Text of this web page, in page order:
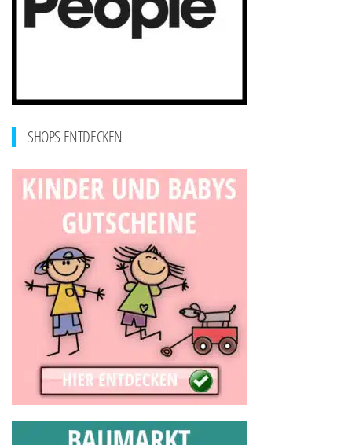
SHOPS ENTDECKEN